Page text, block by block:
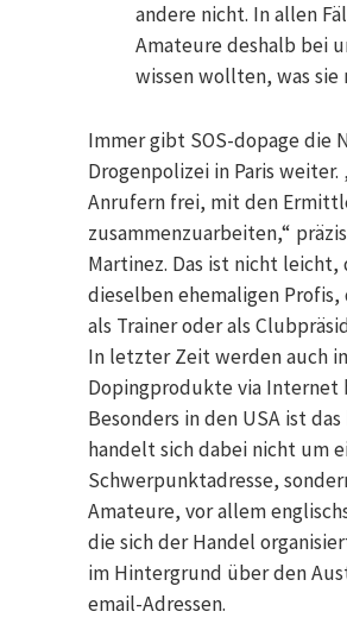
andere nicht. In allen
Amateure deshalb bei
wissen wollten, was sie
Immer gibt SOS-dopage die
Drogenpolizei in Paris weiter.
Anrufern frei, mit den
zusammenzuarbeiten,“
Martinez. Das ist nicht leicht,
dieselben ehemaligen Profis,
als Trainer oder als
In letzter Zeit werden auch
Dopingprodukte via Internet
Besonders in den USA ist
handelt sich dabei nicht um
Schwerpunktadresse,
Amateure, vor allem
die sich der Handel
im Hintergrund über den
email-Adressen.